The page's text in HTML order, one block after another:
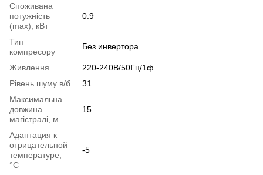
Споживана
потужність
(max), кВт
0.9
Тип
компресору
Без инвертора
Живлення
220-240В/50Гц/1ф
Рівень шуму в/б
31
Максимальна
довжина
магістралі, м
15
Адаптация к
отрицательной
температуре,
°C
-5